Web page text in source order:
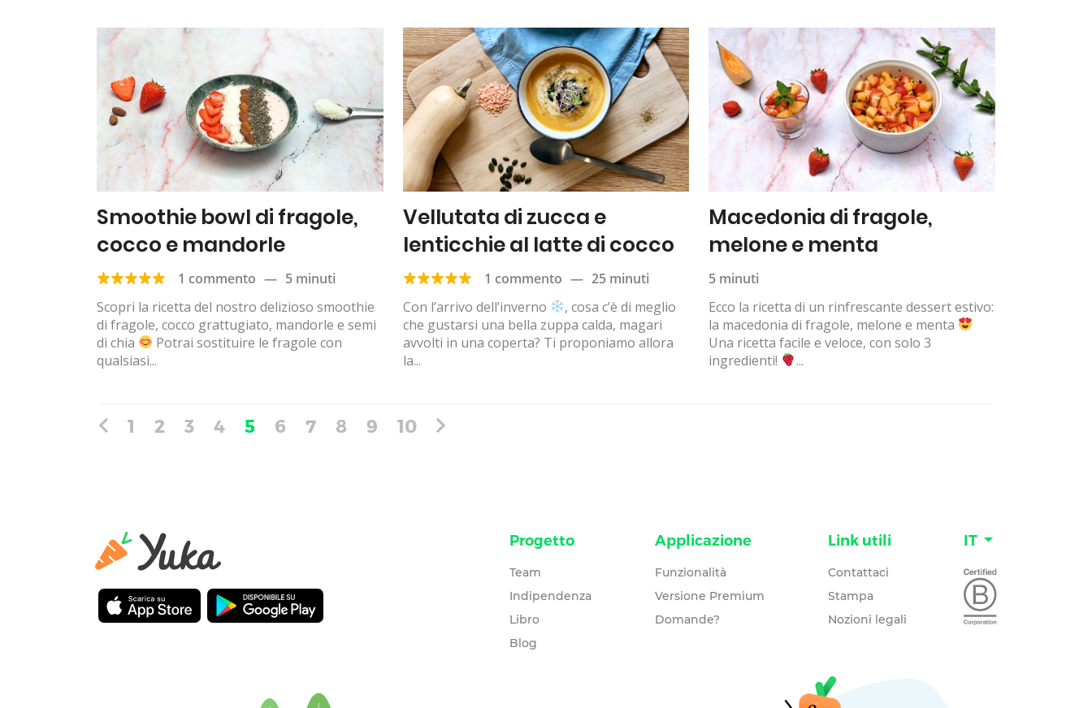
Smoothie bowl di fragole,
cocco e mandorle
1 commento — 5 minuti
Scopri la ricetta del nostro delizioso smoothie
di fragole, cocco grattugiato, mandorle e semi
di chia
Potrai sostituire le fragole con
qualsiasi...
Vellutata di zucca e
lenticchie al latte di cocco
1 commento — 25 minuti
Con l’arrivo dell’inverno
, cosa c’è di meglio
che gustarsi una bella zuppa calda, magari
avvolti in una coperta? Ti proponiamo allora
la...
Macedonia di fragole,
melone e menta
5 minuti
Ecco la ricetta di un rinfrescante dessert estivo:
la macedonia di fragole, melone e menta
Una ricetta facile e veloce, con solo 3
ingredienti!
...
1 2 3 4 5 6 7 8 9 10
Progetto
Team
Indipendenza
Libro
Blog
Applicazione
Funzionalità
Versione Premium
Domande?
Link utili
Contattaci
Stampa
Nozioni legali
IT